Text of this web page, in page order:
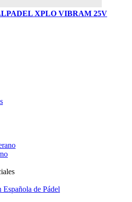
XPLO VIBRAM 25V
Española de Pádel